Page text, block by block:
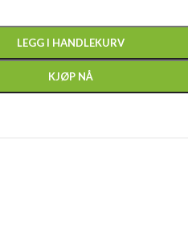
LEGG I HANDLEKURV
KJØP NÅ